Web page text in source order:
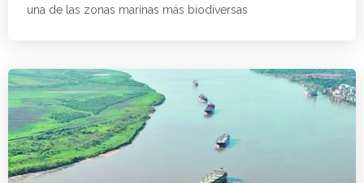
una de las zonas marinas más biodiversas